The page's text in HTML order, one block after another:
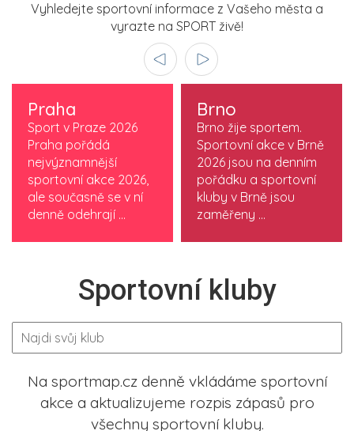
Vyhledejte sportovní informace z Vašeho města a
vyrazte na SPORT živě!
Praha
Sport v Praze 2026
Praha pořádá
nejvýznamnější
sportovní akce 2026,
ale současně se v ní
denně odehrají ...
Brno
Brno žije sportem.
Sportovní akce v Brně
2026 jsou na denním
pořádku a sportovní
kluby v Brně jsou
zaměřeny ...
Sportovní kluby
Na sportmap.cz denně vkládáme sportovní
akce a aktualizujeme rozpis zápasů pro
všechny sportovní kluby.